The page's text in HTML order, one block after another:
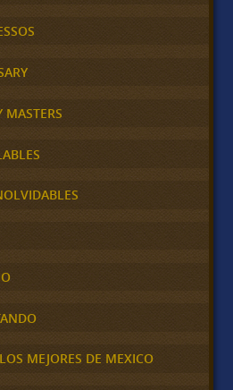
MASTERS
MEJORES DE MEXICO